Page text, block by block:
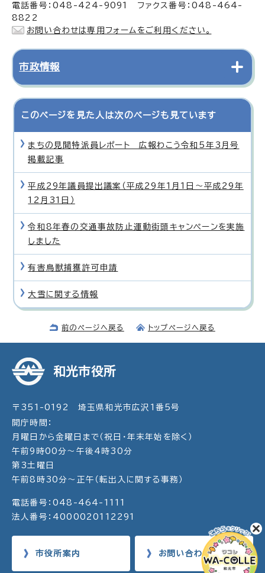
電話番号：048-424-9091 ファクス番号：048-464-
8822
お問い合わせは専用フォームをご利用ください。
市政情報
このページを見た人は次のページも見ています
まちの見聞特派員レポート 広報わこう令和5年3月号
掲載記事
平成29年議員提出議案（平成29年1月1日〜平成29年
12月31日）
令和8年春の交通事故防止運動街頭キャンペーンを実施
しました
有害鳥獣捕獲許可申請
大雪に関する情報
前のページへ戻る トップページへ戻る
和光市役所
〒351-0192 埼玉県和光市広沢1番5号
開庁時間：
月曜日から金曜日まで（祝日・年末年始を除く）
午前9時00分～午後4時30分
第3土曜日
午前8時30分～正午（転出入に関する事務）
電話番号：048-464-1111
法人番号：4000020112291
市役所案内 お問い合わせ